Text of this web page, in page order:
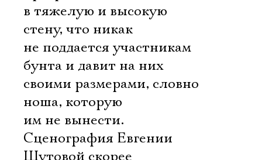
в тяжелую и высокую
стену, что никак
не поддается участникам
бунта и давит на них
своими размерами, словно
ноша, которую
им не вынести.
Сценография Евгении
Шутовой скорее